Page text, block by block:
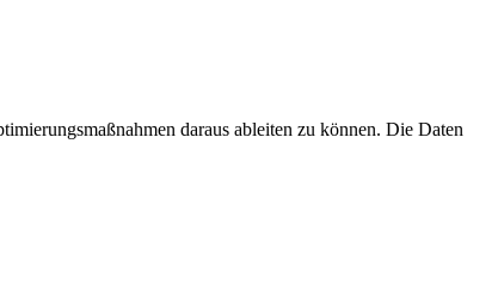
daraus ableiten zu können. Die Daten